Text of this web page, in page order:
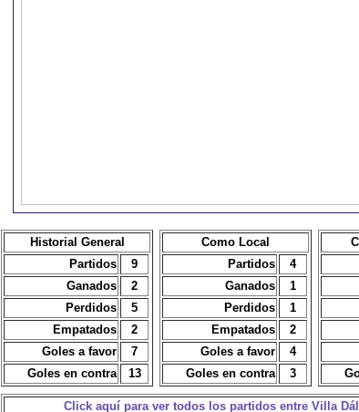
Historial General
Partidos
9
Ganados
2
Perdidos
5
Empatados
2
Goles a favor
7
Goles en contra
13
Como Local
Partidos
4
Ganados
1
Perdidos
1
Empatados
2
Goles a favor
4
Goles en contra
3
Click aquí para ver todos los partidos entre Villa